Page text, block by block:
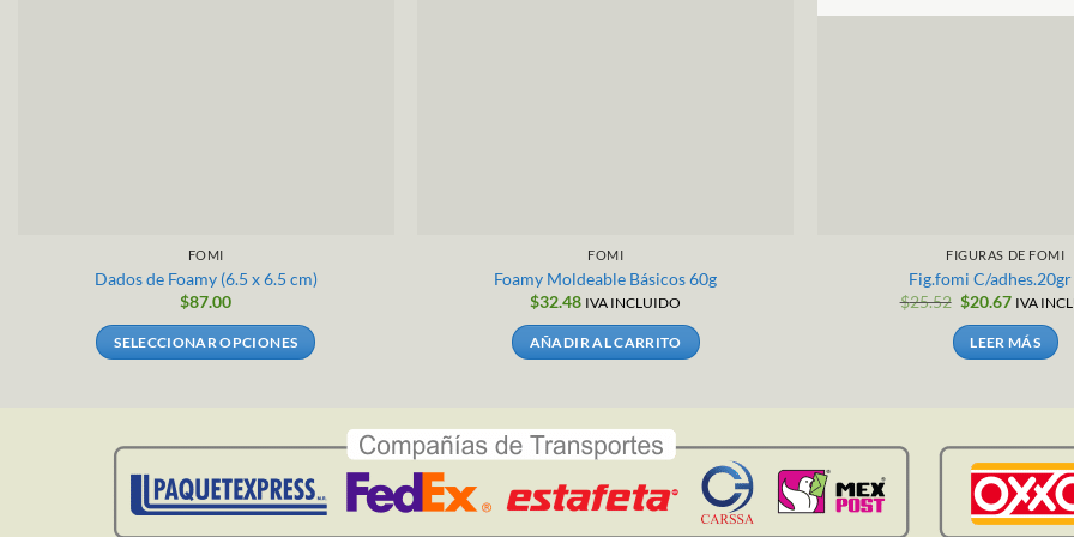
FOMI
Dados de Foamy (6.5 x 6.5 cm)
$87.00
SELECCIONAR OPCIONES
múltiples
variantes.
Las
FOMI
Foamy Moldeable Básicos 60g
$32.48 IVA INCLUIDO
AÑADIR AL CARRITO
FIGURAS DE FOMI
Fig.fomi C/
$25.52 El
original
era:
$20.67El
actual
es:
IVA
LEER MÁS